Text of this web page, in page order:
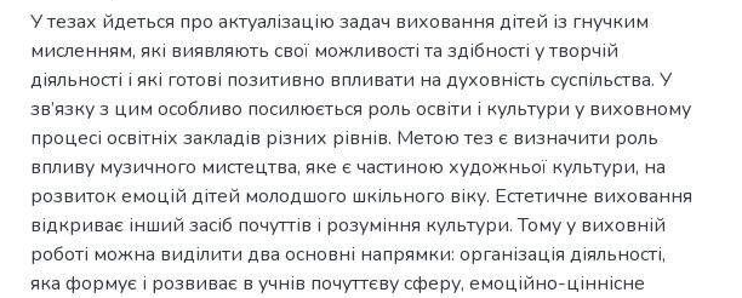
У тезах йдеться про актуалізацію задач виховання дітей із гнучким
мисленням, які виявляють свої можливості та здібності у творчій
діяльності і які готові позитивно впливати на духовність суспільства. У
зв’язку з цим особливо посилюється роль освіти і культури у виховному
процесі освітніх закладів різних рівнів. Метою тез є визначити роль
впливу музичного мистецтва, яке є частиною художньої культури, на
розвиток емоцій дітей молодшого шкільного віку. Естетичне виховання
відкриває інший засіб почуттів і розуміння культури. Тому у виховній
роботі можна виділити два основні напрямки: організація діяльності,
яка формує і розвиває в учнів почуттєву сферу, емоційно-ціннісне